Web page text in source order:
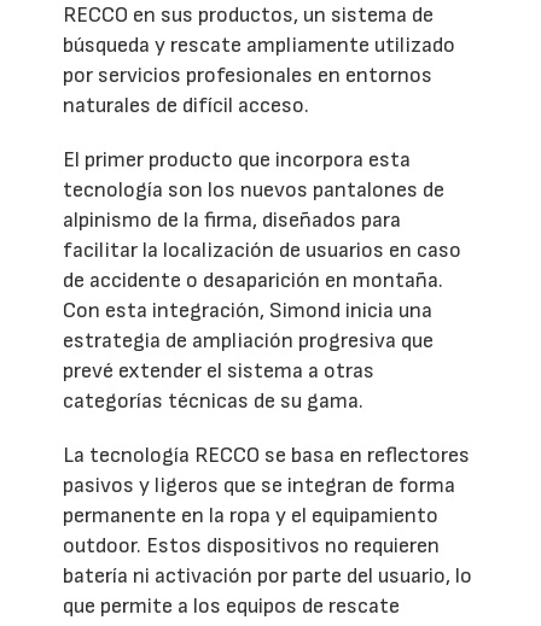
RECCO en sus productos, un sistema de
búsqueda y rescate ampliamente utilizado
por servicios profesionales en entornos
naturales de difícil acceso.
El primer producto que incorpora esta
tecnología son los nuevos pantalones de
alpinismo de la firma, diseñados para
facilitar la localización de usuarios en caso
de accidente o desaparición en montaña.
Con esta integración, Simond inicia una
estrategia de ampliación progresiva que
prevé extender el sistema a otras
categorías técnicas de su gama.
La tecnología RECCO se basa en reflectores
pasivos y ligeros que se integran de forma
permanente en la ropa y el equipamiento
outdoor. Estos dispositivos no requieren
batería ni activación por parte del usuario, lo
que permite a los equipos de rescate